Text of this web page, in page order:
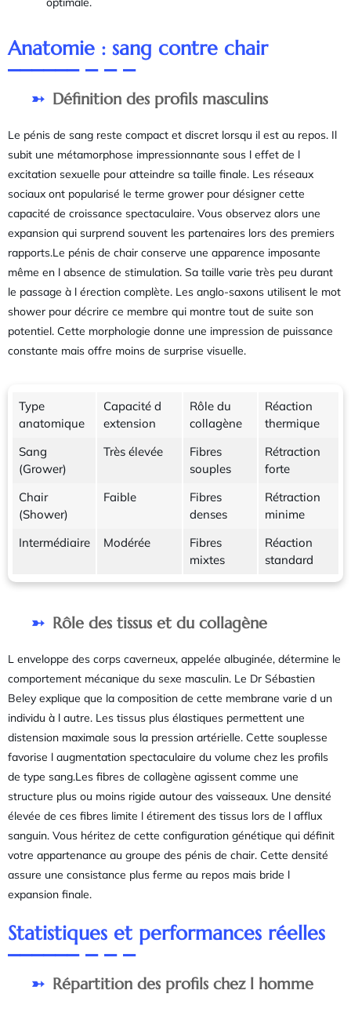
Anatomie : sang contre chair
Définition des profils masculins
Le pénis de sang reste compact et discret lorsqu il est au repos. Il
subit une métamorphose impressionnante sous l effet de l
excitation sexuelle pour atteindre sa taille finale. Les réseaux
sociaux ont popularisé le terme grower pour désigner cette
capacité de croissance spectaculaire. Vous observez alors une
expansion qui surprend souvent les partenaires lors des premiers
rapports.Le pénis de chair conserve une apparence imposante
même en l absence de stimulation. Sa taille varie très peu durant
le passage à l érection complète. Les anglo-saxons utilisent le mot
shower pour décrire ce membre qui montre tout de suite son
potentiel. Cette morphologie donne une impression de puissance
constante mais offre moins de surprise visuelle.
Type
anatomique
Capacité d
extension
Rôle du
collagène
Réaction
thermique
Sang
(Grower)
Très élevée
Fibres
souples
Rétraction
forte
Chair
(Shower)
Faible
Fibres
denses
Rétraction
minime
Intermédiaire
Modérée
Fibres
mixtes
Réaction
standard
Rôle des tissus et du collagène
L enveloppe des corps caverneux, appelée albuginée, détermine le
comportement mécanique du sexe masculin. Le Dr Sébastien
Beley explique que la composition de cette membrane varie d un
individu à l autre. Les tissus plus élastiques permettent une
distension maximale sous la pression artérielle. Cette souplesse
favorise l augmentation spectaculaire du volume chez les profils
de type sang.Les fibres de collagène agissent comme une
structure plus ou moins rigide autour des vaisseaux. Une densité
élevée de ces fibres limite l étirement des tissus lors de l afflux
sanguin. Vous héritez de cette configuration génétique qui définit
votre appartenance au groupe des pénis de chair. Cette densité
assure une consistance plus ferme au repos mais bride l
expansion finale.
Statistiques et performances réelles
Répartition des profils chez l homme